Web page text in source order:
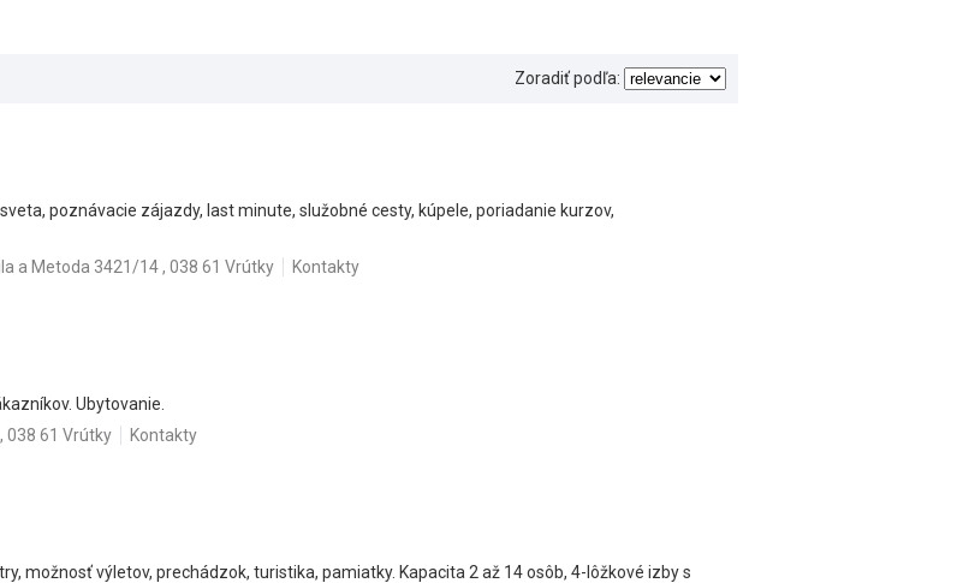
Zoradiť podľa:
poznávacie zájazdy, last minute, služobné cesty, kúpele, poriadanie kurzov,
a Metoda 3421/14 , 038 61 Vrútky Kontakty
Ubytovanie.
038 61 Vrútky Kontakty
možnosť výletov, prechádzok, turistika, pamiatky. Kapacita 2 až 14 osôb, 4-lôžkové izby s